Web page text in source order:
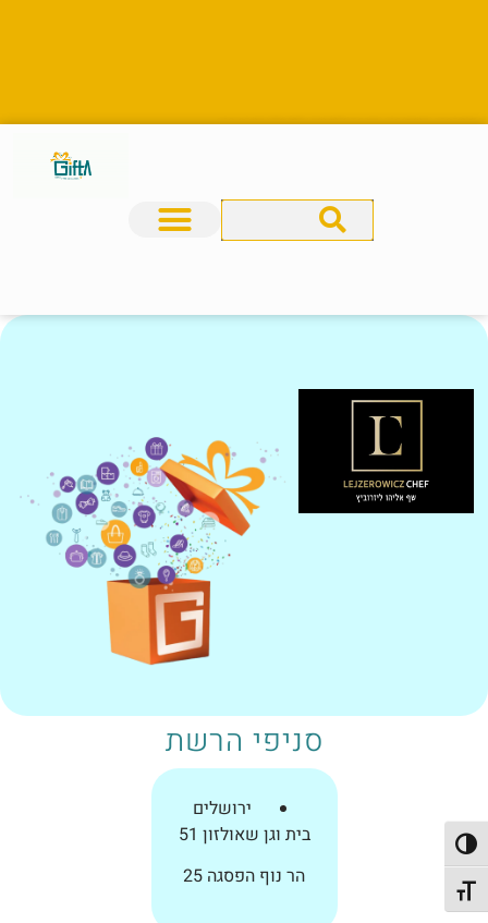
הפעל/כבה ניגודיות גבוהה
מתג גודל גופן
סניפי הרשת
ירושלים
בית וגן שאולזון 51
הר נוף הפסגה 25